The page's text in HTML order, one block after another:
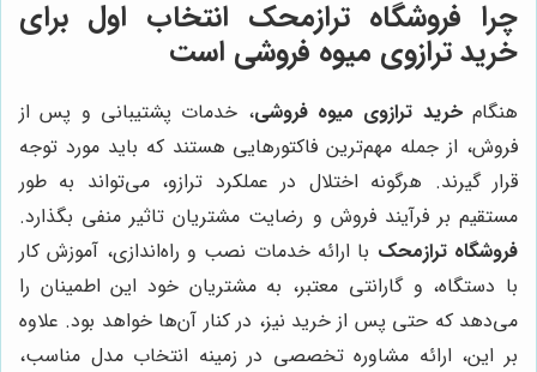
چرا فروشگاه ترازمحک انتخاب اول برای
خرید ترازوی میوه فروشی است
هنگامخرید ترازوی میوه فروشی، خدمات پشتیبانی و پس از
فروش، از جمله مهم‌ترین فاکتورهایی هستند که باید مورد توجه
قرار گیرند. هرگونه اختلال در عملکرد ترازو، می‌تواند به طور
مستقیم بر فرآیند فروش و رضایت مشتریان تاثیر منفی بگذارد.
فروشگاه ترازمحک با ارائه خدمات نصب و راه‌اندازی، آموزش کار
با دستگاه، و گارانتی معتبر، به مشتریان خود این اطمینان را
می‌دهد که حتی پس از خرید نیز، در کنار آن‌ها خواهد بود. علاوه
بر این، ارائه مشاوره تخصصی در زمینه انتخاب مدل مناسب،